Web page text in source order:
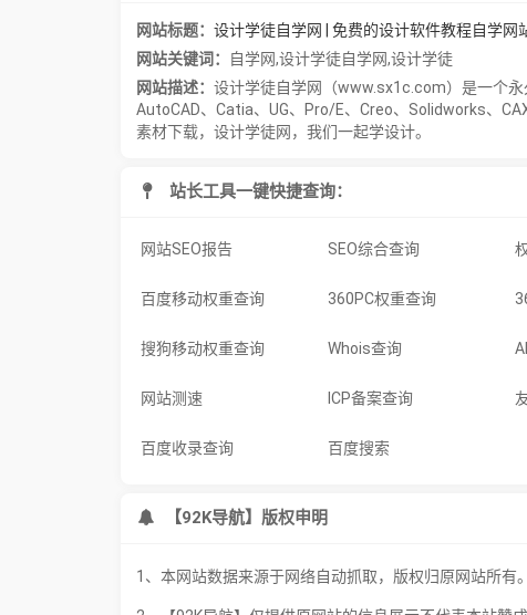
网站标题： 设计学徒自学网 | 免费的设计软件教程自学网
网站关键词：
自学网,设计学徒自学网,设计学徒
网站描述： 设计学徒自学网（www.sx1c.com）是一个
AutoCAD、Catia、UG、Pro/E、Creo、Solidworks、
素材下载，设计学徒网，我们一起学设计。
站长工具一键快捷查询：
网站SEO报告 SEO综合查询
百度移动权重查询 360PC权重查询
搜狗移动权重查询 Whois查询
网站测速 ICP备案查询
百度收录查询 百度搜索
【92K导航】版权申明
1、本网站数据来源于网络自动抓取，版权归原网站所有。